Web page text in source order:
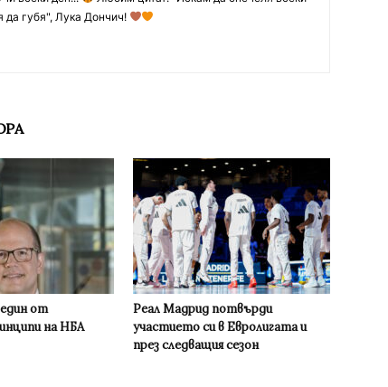
да губя", Лука Дончич!
един от
на НБА
Реал Мадрид потвърди
участието си в Евролигата и
през следващия сезон